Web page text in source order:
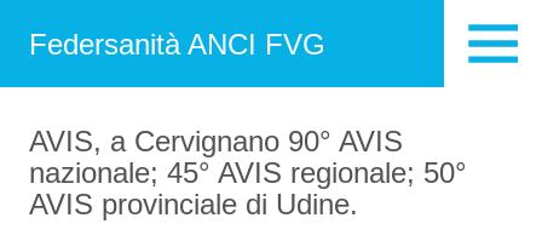
Federsanità ANCI FVG
AVIS, a Cervignano 90° AVIS
nazionale; 45° AVIS regionale; 50°
AVIS provinciale di Udine.